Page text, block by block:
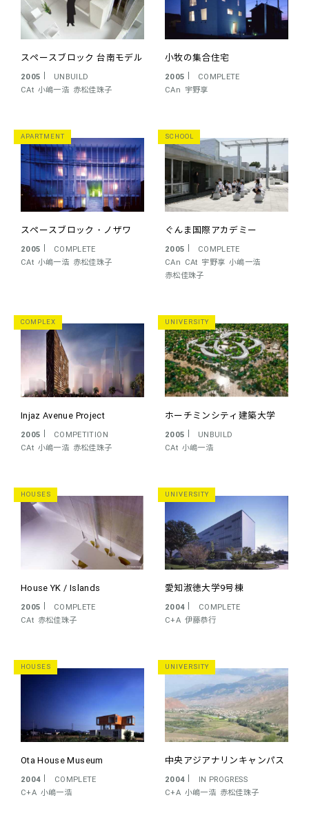
スペースブロック 台南モデル
2005
UNBUILD
CAt 小嶋一浩 赤松佳珠子
小牧の集合住宅
2005
COMPLETE
CAn 宇野享
APARTMENT
スペースブロック・ノザワ
2005
COMPLETE
CAt 小嶋一浩 赤松佳珠子
SCHOOL
ぐんま国際アカデミー
2005
COMPLETE
CAn CAt 宇野享 小嶋一浩
赤松佳珠子
COMPLEX
Injaz Avenue Project
2005
COMPETITION
CAt 小嶋一浩 赤松佳珠子
UNIVERSITY
ホーチミンシティ建築大学
2005
UNBUILD
CAt 小嶋一浩
HOUSES
House YK / Islands
2005
COMPLETE
CAt 赤松佳珠子
UNIVERSITY
愛知淑徳大学9号棟
2004
COMPLETE
C+A 伊藤恭行
HOUSES
Ota House Museum
2004
COMPLETE
C+A 小嶋一浩
UNIVERSITY
中央アジアナリンキャンパス
2004
IN PROGRESS
C+A 小嶋一浩 赤松佳珠子